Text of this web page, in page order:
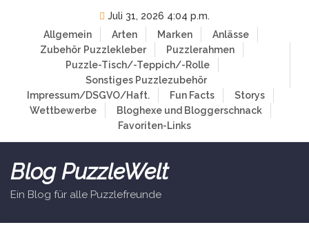
Juli 31, 2026 4:04 p.m.
Allgemein
Arten Marken
Anlässe
Zubehör Puzzlekleber
Puzzlerahmen
Puzzle-Tisch/-Teppich/-Rolle
Sonstiges Puzzlezubehör
Impressum/DSGVO/Haft.
Fun Facts
Storys
Wettbewerbe
Bloghexe und Bloggerschnack
Favoriten-Links
Blog PuzzleWelt
Ein Blog für alle Puzzlefreunde